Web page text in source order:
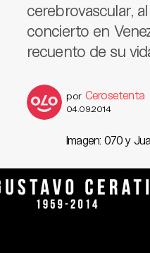
cerebrovascular,
concierto en
recuento de su
por Cerosetenta
04.09.2014
Imagen: 070 y